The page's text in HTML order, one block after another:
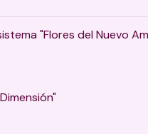
"Flores del Nuevo